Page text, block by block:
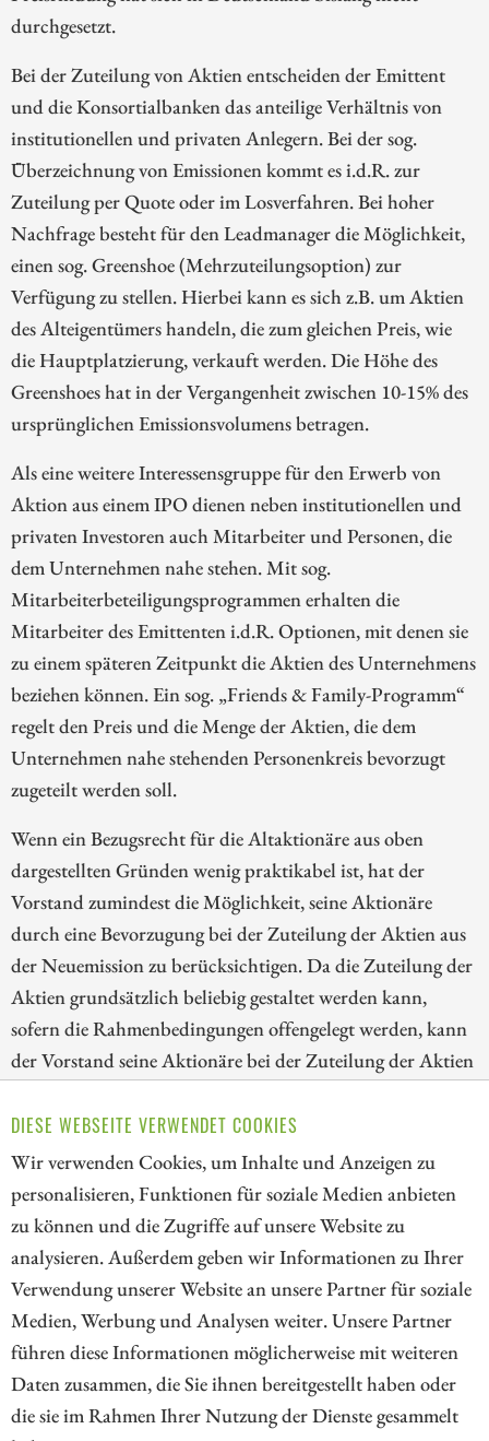
DIESE WEBSEITE VERWENDET COOKIES
Wir verwenden Cookies, um Inhalte und Anzeigen zu
personalisieren, Funktionen für soziale Medien anbieten
zu können und die Zugriffe auf unsere Website zu
analysieren. Außerdem geben wir Informationen zu Ihrer
Verwendung unserer Website an unsere Partner für soziale
Medien, Werbung und Analysen weiter. Unsere Partner
führen diese Informationen möglicherweise mit weiteren
Daten zusammen, die Sie ihnen bereitgestellt haben oder
die sie im Rahmen Ihrer Nutzung der Dienste gesammelt
durchgesetzt.
Bei der Zuteilung von Aktien entscheiden der Emittent
und die Konsortialbanken das anteilige Verhältnis von
institutionellen und privaten Anlegern. Bei der sog.
Überzeichnung von Emissionen kommt es i.d.R. zur
Zuteilung per Quote oder im Losverfahren. Bei hoher
Nachfrage besteht für den Leadmanager die Möglichkeit,
einen sog. Greenshoe (Mehrzuteilungsoption) zur
Verfügung zu stellen. Hierbei kann es sich z.B. um Aktien
des Alteigentümers handeln, die zum gleichen Preis, wie
die Hauptplatzierung, verkauft werden. Die Höhe des
Greenshoes hat in der Vergangenheit zwischen 10-15% des
ursprünglichen Emissionsvolumens betragen.
Als eine weitere Interessensgruppe für den Erwerb von
Aktion aus einem IPO dienen neben institutionellen und
privaten Investoren auch Mitarbeiter und Personen, die
dem Unternehmen nahe stehen. Mit sog.
Mitarbeiterbeteiligungsprogrammen erhalten die
Mitarbeiter des Emittenten i.d.R. Optionen, mit denen sie
zu einem späteren Zeitpunkt die Aktien des Unternehmens
beziehen können. Ein sog. „Friends & Family-Programm“
regelt den Preis und die Menge der Aktien, die dem
Unternehmen nahe stehenden Personenkreis bevorzugt
zugeteilt werden soll.
Wenn ein Bezugsrecht für die Altaktionäre aus oben
dargestellten Gründen wenig praktikabel ist, hat der
Vorstand zumindest die Möglichkeit, seine Aktionäre
durch eine Bevorzugung bei der Zuteilung der Aktien aus
der Neuemission zu berücksichtigen. Da die Zuteilung der
Aktien grundsätzlich beliebig gestaltet werden kann,
sofern die Rahmenbedingungen offengelegt werden, kann
der Vorstand seine Aktionäre bei der Zuteilung der Aktien
Kommt es aufgrund des großen Anlegerinteresses zu einer
derart großen Überzeichnung des Aktienangebotes, dass
zwangsläufig nicht alle Interessenten bei der Zuteilung
berücksichtigt werden können, werden oftmals kleine
Pakete (z.B. 50 Aktien) unter den Zeichnern verlost.
// kapitalerhoehungen.de - © 2026 - Die Informationsplattform für
Investoren und Unternehmen rund um Kapitalerhöhung, Kapitalmarkt
und Unternehmensfinanzierung